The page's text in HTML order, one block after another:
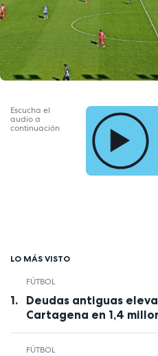
Escucha el
audio a
continuación
LO MÁS VISTO
FÚTBOL
Deudas antiguas
Cartagena en 1,4
FÚTBOL